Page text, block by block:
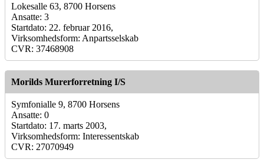
Lokesalle 63, 8700 Horsens
Ansatte: 3
Startdato: 22. februar 2016,
Virksomhedsform: Anpartsselskab
CVR: 37468908
Morilds Murerforretning I/S
Symfonialle 9, 8700 Horsens
Ansatte: 0
Startdato: 17. marts 2003,
Virksomhedsform: Interessentskab
CVR: 27070949